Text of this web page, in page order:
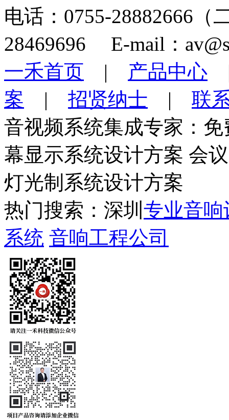
电话：0755-28882666
28469696 E-mail：
一禾首页 | 产品中心
案 | 招贤纳士 | 联
音视频系统集成专家：
幕显示系统设计方案 会
灯光制系统设计方案
热门搜索：深圳 专业音响
系统 音响工程公司